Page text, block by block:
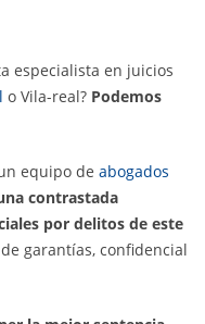
especialista en juicios
o Vila-real? Podemos
equipo de abogados
contrastada
por delitos de este
garantías, confidencial